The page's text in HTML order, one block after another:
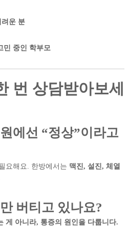
운 분
민 중인 학부모
번 상담받아보세
에선 “정상”이라고
요해요. 한방에서는 맥진, 설진, 체열
버티고 있나요?
게 아니라, 통증의 원인을 다룹니다.